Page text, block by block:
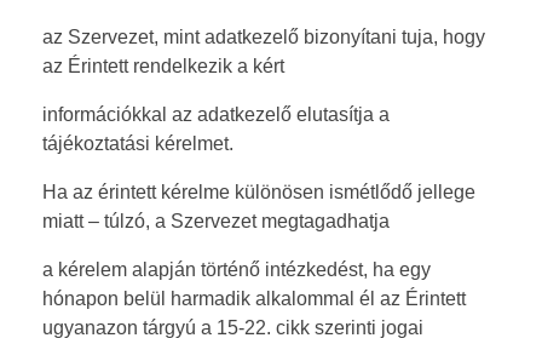
az Szervezet, mint adatkezelő bizonyítani tuja, hogy
az Érintett rendelkezik a kért
információkkal az adatkezelő elutasítja a
tájékoztatási kérelmet.
Ha az érintett kérelme különösen ismétlődő jellege
miatt – túlzó, a Szervezet megtagadhatja
a kérelem alapján történő intézkedést, ha egy
hónapon belül harmadik alkalommal él az Érintett
ugyanazon tárgyú a 15-22. cikk szerinti jogai